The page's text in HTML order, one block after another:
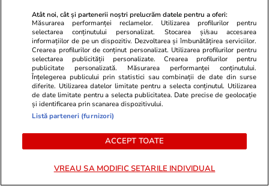
Politică
Cum a apărut Mirabela Grădinaru la întâlnirea
cu președinta Indiei, Droupadi Murmu, la
Palatul Cotroceni. Motivul pentru care a ales o
rochie galbenă
Știri România
Judecătoarea Raluca Moroșanu a dat România
două dosare în urma documentarului Recorder
Atât noi, cât și partenerii noștri prelucrăm datele pentru a oferi:
Măsurarea performanței reclamelor. Utilizarea profilurilor pentru
selectarea conținutului personalizat. Stocarea și/sau accesarea
informațiilor de pe un dispozitiv. Dezvoltarea și îmbunătățirea serviciilor.
Crearea profilurilor de conținut personalizat. Utilizarea profilurilor pentru
selectarea publicității personalizate. Crearea profilurilor pentru
publicitate personalizată. Măsurarea performanței conținutului.
Înțelegerea publicului prin statistici sau combinații de date din surse
diferite. Utilizarea datelor limitate pentru a selecta conținutul. Utilizarea
de date limitate pentru a selecta publicitatea. Date precise de geolocație
și identificarea prin scanarea dispozitivului.
Listă parteneri (furnizori)
ACCEPT TOATE
VREAU SA MODIFIC SETARILE INDIVIDUAL